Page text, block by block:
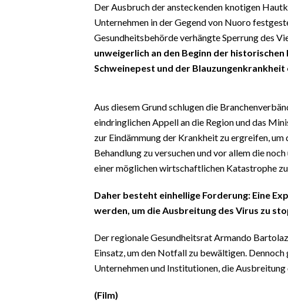
Der Ausbruch der ansteckenden knotigen
Unternehmen in der Gegend von Nuoro
Gesundheitsbehörde verhängte Sperrung des
unweigerlich an den Beginn der
Schweinepest und der
Aus diesem Grund schlugen die
eindringlichen Appell an die Region und das
zur Eindämmung der Krankheit zu ergreifen,
Behandlung zu versuchen und vor allem die
einer möglichen wirtschaftlichen Katastrophe
Daher besteht einhellige Forderung: Eine
werden, um die Ausbreitung des Virus zu
Der regionale Gesundheitsrat Armando
Einsatz, um den Notfall zu bewältigen.
Unternehmen und Institutionen, die
(Film)